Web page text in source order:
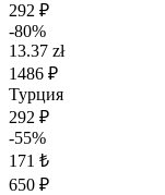
292 ₽
-80%
13.37 zł
1486 ₽
Турция
292 ₽
-55%
171 ₺
650 ₽